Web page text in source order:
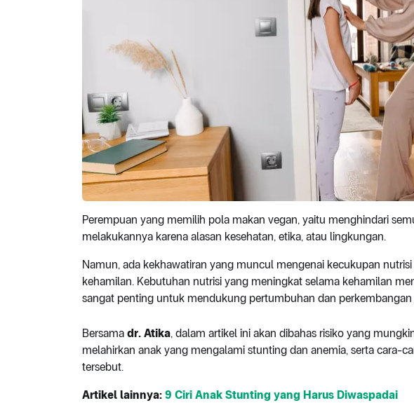
Perempuan yang memilih pola makan vegan, yaitu menghindari
melakukannya karena alasan kesehatan, etika, atau lingkungan.
Namun, ada kekhawatiran yang muncul mengenai kecukupan
kehamilan. Kebutuhan nutrisi yang meningkat selama kehamilan
sangat penting untuk mendukung pertumbuhan dan perkembangan
Bersama dr. Atika, dalam artikel ini akan dibahas risiko yang
melahirkan anak yang mengalami stunting dan anemia, serta cara-
tersebut.
Artikel lainnya: 9 Ciri Anak Stunting yang Harus Diwaspadai